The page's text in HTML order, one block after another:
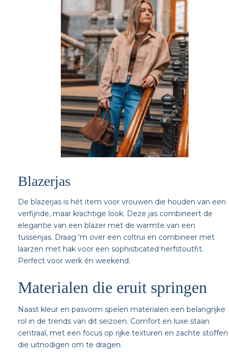
Blazerjas
De blazerjas is hét item voor vrouwen die houden van een
verfijnde, maar krachtige look. Deze jas combineert de
elegantie van een blazer met de warmte van een
tussenjas. Draag ‘m over een coltrui en combineer met
laarzen met hak voor een sophisticated herfstoutfit.
Perfect voor werk én weekend.
Materialen die eruit springen
Naast kleur en pasvorm spelen materialen een belangrijke
rol in de trends van dit seizoen. Comfort en luxe staan
centraal, met een focus op rijke texturen en zachte stoffen
die uitnodigen om te dragen.